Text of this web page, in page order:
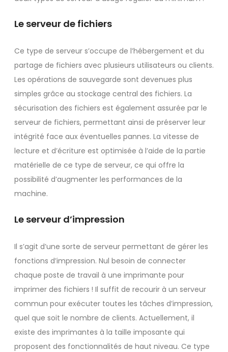
Le serveur de fichiers
Ce type de serveur s’occupe de l’hébergement et du
partage de fichiers avec plusieurs utilisateurs ou clients.
Les opérations de sauvegarde sont devenues plus
simples grâce au stockage central des fichiers. La
sécurisation des fichiers est également assurée par le
serveur de fichiers, permettant ainsi de préserver leur
intégrité face aux éventuelles pannes. La vitesse de
lecture et d’écriture est optimisée à l’aide de la partie
matérielle de ce type de serveur, ce qui offre la
possibilité d’augmenter les performances de la
machine.
Le serveur d’impression
Il s’agit d’une sorte de serveur permettant de gérer les
fonctions d’impression. Nul besoin de connecter
chaque poste de travail à une imprimante pour
imprimer des fichiers ! Il suffit de recourir à un serveur
commun pour exécuter toutes les tâches d’impression,
quel que soit le nombre de clients. Actuellement, il
existe des imprimantes à la taille imposante qui
proposent des fonctionnalités de haut niveau. Ce type